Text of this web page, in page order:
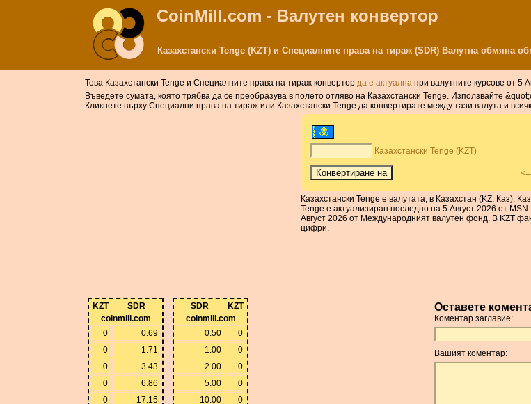
CoinMill.com - Валутен конвертор
Казахстански Tenge (KZT) и Специалните права на тираж (SDR) Валутна обмяна
Това Казахстански Tenge и Специалните права на тираж конвертор да е актуална при валутните курсове от 5
Въведете сумата, която трябва да се преобразува в полето отляво на Казахстански Tenge. Използвайте
Кликнете върху Специални права на тираж или Казахстански Tenge да конвертирате между тази валута и
Казахстански Tenge (KZT)
Казахстански Tenge е валутата, в Казахстан (KZ, Каз).
Tenge е актуализиран последно на 5 Август 2026 от
Август 2026 от Международният валутен фонд. В KZT
цифри.
KZT
SDR
coinmill.com
0
0.69
0
1.71
0
3.43
0
6.86
0
17.15
SDR
KZT
coinmill.com
0.50
0
1.00
0
2.00
0
5.00
0
10.00
0
Оставете
Коментар заглавие:
Вашият коментар: